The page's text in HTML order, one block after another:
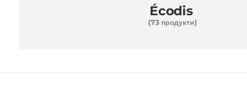
Écodis
(73 продукти)